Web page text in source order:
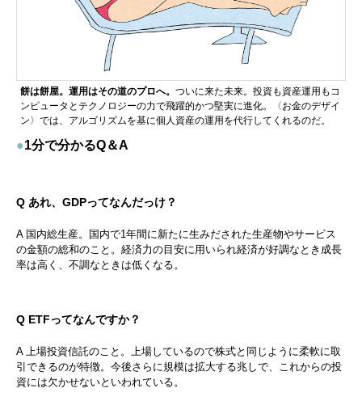
餅は餅屋。運用はその道のプロへ。 ついに来た未来。投資も資産運用もコ
ンピュータとテクノロジーの力で飛躍的かつ堅実に進化。〈お金のデザイ
ン〉では、アルゴリズムを基に個人資産の運用を代行してくれるのだ。
●1分で分かるQ＆A
Q あれ、GDPってなんだっけ？
A 国内総生産。国内で1年間に新たに生みだされた生産物やサービス
の金額の総和のこと。経済力の目安に用いられ経済が好調なとき成長
率は高く、不調なときは低くなる。
Q ETFってなんですか？
A 上場投資信託のこと。上場しているので株式と同じように柔軟に取
引できるのが特徴。今後さらに規模は拡大する兆しで、これからの投
資には欠かせないといわれている。